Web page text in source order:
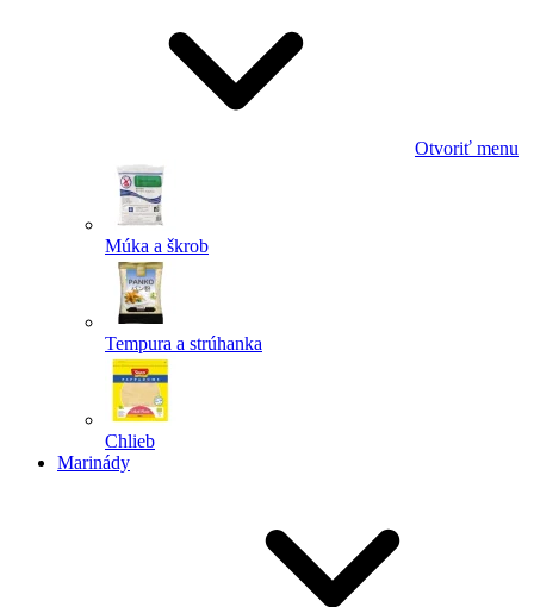
Otvoriť menu
Múka a škrob
Tempura a strúhanka
Chlieb
Marinády
Powered by chaterimo